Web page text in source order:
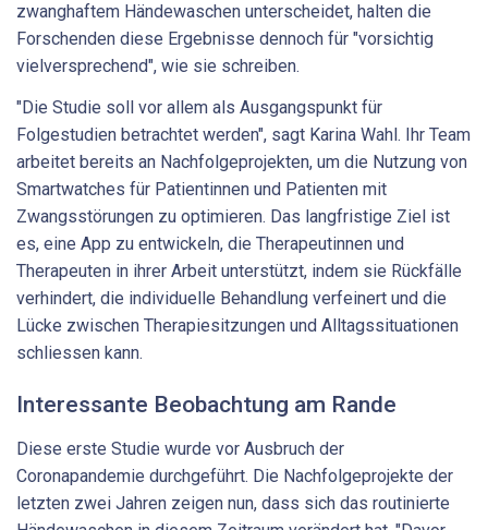
zwanghaftem Händewaschen unterscheidet, halten die
Forschenden diese Ergebnisse dennoch für "vorsichtig
vielversprechend", wie sie schreiben.
"Die Studie soll vor allem als Ausgangspunkt für
Folgestudien betrachtet werden", sagt Karina Wahl. Ihr Team
arbeitet bereits an Nachfolgeprojekten, um die Nutzung von
Smartwatches für Patientinnen und Patienten mit
Zwangsstörungen zu optimieren. Das langfristige Ziel ist
es, eine App zu entwickeln, die Therapeutinnen und
Therapeuten in ihrer Arbeit unterstützt, indem sie Rückfälle
verhindert, die individuelle Behandlung verfeinert und die
Lücke zwischen Therapiesitzungen und Alltagssituationen
schliessen kann.
Interessante Beobachtung am Rande
Diese erste Studie wurde vor Ausbruch der
Coronapandemie durchgeführt. Die Nachfolgeprojekte der
letzten zwei Jahren zeigen nun, dass sich das routinierte